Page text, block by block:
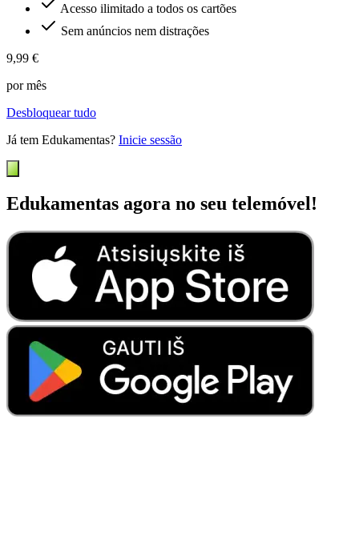
Acesso ilimitado a todos os cartões
Sem anúncios nem distrações
9,99 €
por mês
Desbloquear tudo
Já tem Edukamentas? Inicie sessão
Edukamentas agora no seu telemóvel!